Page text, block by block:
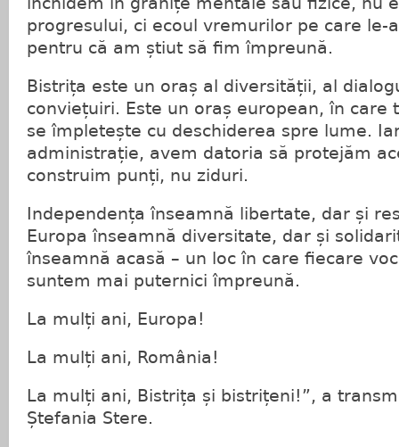
progresului, ci ecoul vremurilor pe care le-
pentru că am știut să fim împreună.
Bistrița este un oraș al diversității, al
conviețuiri. Este un oraș european, în care
se împletește cu deschiderea spre lume.
administrație, avem datoria să protejăm
construim punți, nu ziduri.
Independența înseamnă libertate, dar și
Europa înseamnă diversitate, dar și
înseamnă acasă – un loc în care fiecare
suntem mai puternici împreună.
La mulți ani, Europa!
La mulți ani, România!
La mulți ani, Bistrița și bistrițeni!”, a
Ștefania Stere.